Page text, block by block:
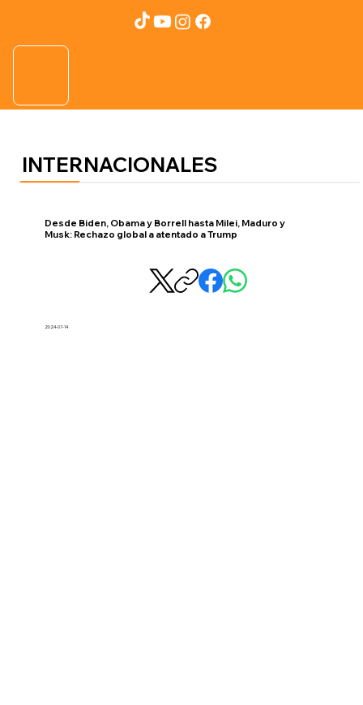
INTERNACIONALES
Desde Biden, Obama y Borrell hasta Milei, Maduro y
Musk: Rechazo global a atentado a Trump
2024-07-14